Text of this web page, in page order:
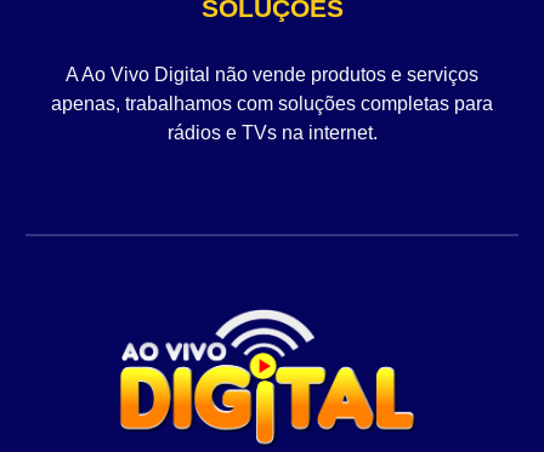
SOLUÇÕES
A Ao Vivo Digital não vende produtos e serviços
apenas, trabalhamos com soluções completas para
rádios e TVs na internet.